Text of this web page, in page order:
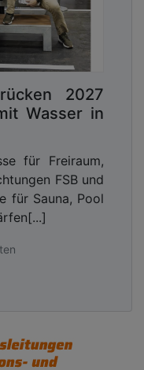
2027
Wasser in
für Freiraum,
FSB und
für Sauna, Pool